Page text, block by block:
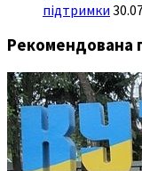
підтримки
Рекомендована